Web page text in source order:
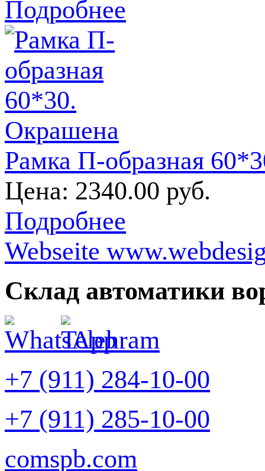
Подробнее
Рамка П-образная
Цена: 2340.00 руб.
Подробнее
Webseite
Склад автоматики
+7 (911) 284-10-00
+7 (911) 285-10-00
comspb.com
Задать вопрос